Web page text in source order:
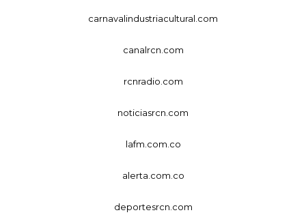
carnavalindustriacultural.com
canalrcn.com
rcnradio.com
noticiasrcn.com
lafm.com.co
alerta.com.co
deportesrcn.com